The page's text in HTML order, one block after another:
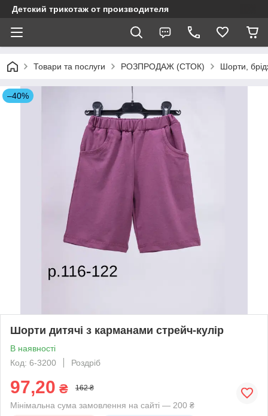
Детский трикотаж от производителя
Товари та послуги РОЗПРОДАЖ (СТОК) Шорти,
–40%
Шорти дитячі з карманами стрейч-кулір
В наявності
Код: 6-3200
Роздріб
97,20 ₴ 162 ₴
Мінімальна сума замовлення на сайті — 200 ₴